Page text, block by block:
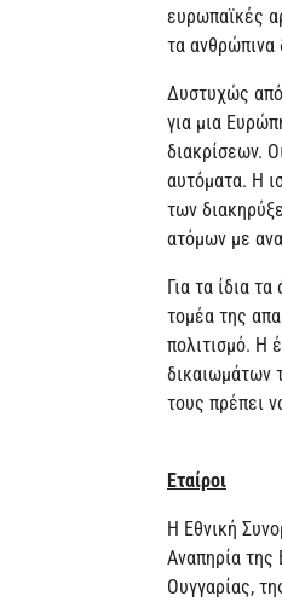
ευρωπαϊκές
τα ανθρώπινα
Δυστυχώς από
για μια
διακρίσεων.
αυτόματα. Η
των
ατόμων με
Για τα ίδια
τομέα της
πολιτισμό. Η
δικαιωμάτων
τους πρέπει
Εταίροι
Η Εθνική
Αναπηρία της
Ουγγαρίας,